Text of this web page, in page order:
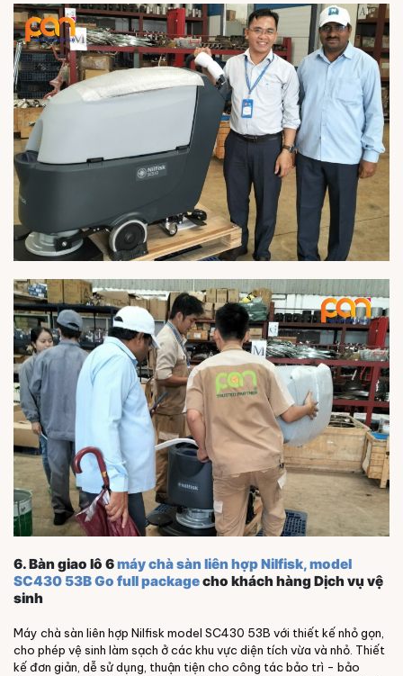
6. Bàn giao lô 6máy chà sàn liên hợp Nilfisk, model
SC430 53B Go full packagecho khách hàng Dịch vụ vệ
sinh
Máy chà sàn liên hợp Nilfisk model SC430 53B với thiết kế nhỏ gọn,
cho phép vệ sinh làm sạch ở các khu vực diện tích vừa và nhỏ. Thiết
kế đơn giản, dễ sử dụng, thuận tiện cho công tác bảo trì - bảo